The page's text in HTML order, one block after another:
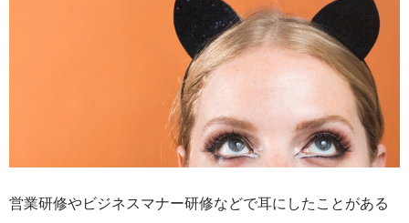
営業研修やビジネスマナー研修などで耳にしたことがある